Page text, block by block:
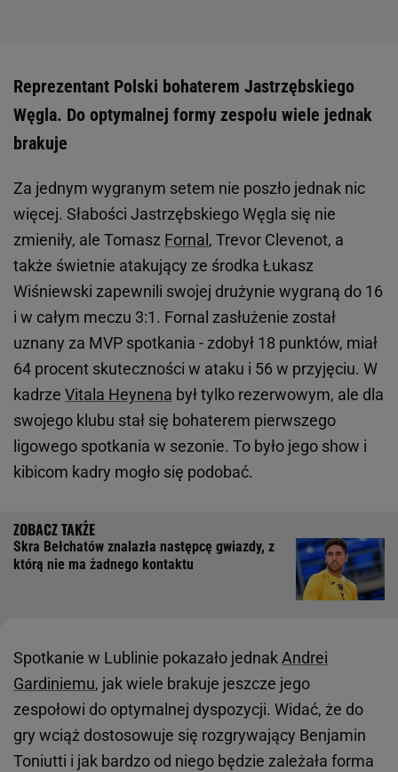
Reprezentant Polski bohaterem Jastrzębskiego
Węgla. Do optymalnej formy zespołu wiele jednak
brakuje
Za jednym wygranym setem nie poszło jednak nic
więcej. Słabości Jastrzębskiego Węgla się nie
zmieniły, ale Tomasz Fornal , Trevor Clevenot, a
także świetnie atakujący ze środka Łukasz
Wiśniewski zapewnili swojej drużynie wygraną do 16
i w całym meczu 3:1. Fornal zasłużenie został
uznany za MVP spotkania - zdobył 18 punktów, miał
64 procent skuteczności w ataku i 56 w przyjęciu. W
kadrze Vitala Heynena był tylko rezerwowym, ale dla
swojego klubu stał się bohaterem pierwszego
ligowego spotkania w sezonie. To było jego show i
kibicom kadry mogło się podobać.
Skra Bełchatów znalazła następcę gwiazdy, z
którą nie ma żadnego kontaktu
Spotkanie w Lublinie pokazało jednak Andrei
Gardiniemu, jak wiele brakuje jeszcze jego
zespołowi do optymalnej dyspozycji. Widać, że do
gry wciąż dostosowuje się rozgrywający Benjamin
Toniutti i jak bardzo od niego będzie zależała forma